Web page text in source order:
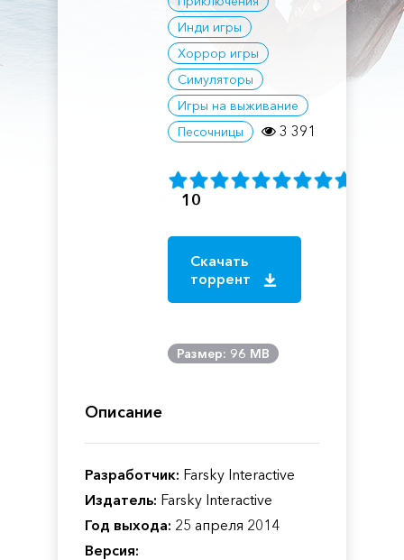
Инди игры
Хоррор игры
Симуляторы
Игры на выживание
Песочницы
3 391
10
Скачать
торрент
Размер: 96 MB
Описание
Разработчик: Farsky Interactive
Издатель: Farsky Interactive
Год выхода: 25 апреля 2014
Версия: